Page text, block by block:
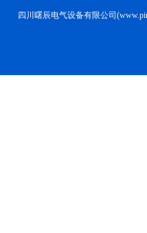
四川曙辰电气设备有限公司